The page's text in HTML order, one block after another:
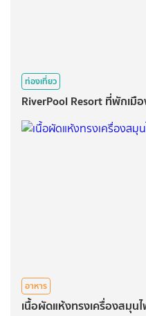
ท่องเที่ยว
RiverPool
อาหาร
เนื้อผัดแห้งทรงเครื่องสมุน